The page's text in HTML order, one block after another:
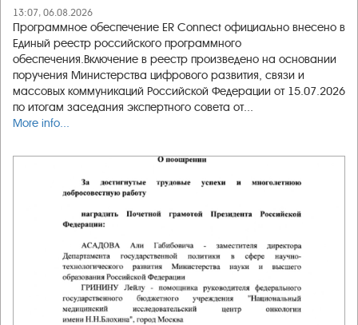
13:07, 06.08.2026
Программное обеспечение ER Connect официально внесено в
Единый реестр российского программного
обеспечения.Включение в реестр произведено на основании
поручения Министерства цифрового развития, связи и
массовых коммуникаций Российской Федерации от 15.07.2026
по итогам заседания экспертного совета от...
More info...